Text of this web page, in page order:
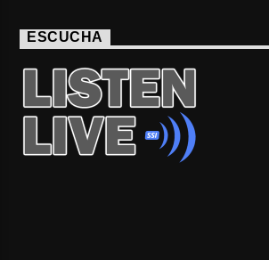
ESCUCHA